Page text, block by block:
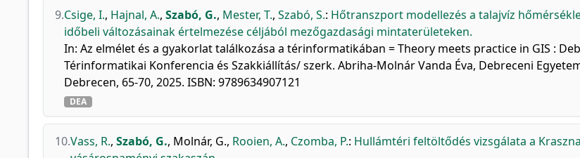
9.Csige, I., Hajnal, A., Szabó, G., Mester, T., Szabó, S.: Hőtranszport modellezés a talajvíz
időbeli változásainak értelmezése céljából mezőgazdasági mintaterületeken.
In: Az elmélet és a gyakorlat találkozása a térinformatikában = Theory meets practice in GIS :
Térinformatikai Konferencia és Szakkiállítás/ szerk. Abriha-Molnár Vanda Éva, Debreceni
Debrecen, 65-70, 2025. ISBN: 9789634907121
DEA
10.Vass, R., Szabó, G., Molnár, G., Rooien, A., Czomba, P.: Hullámtéri feltöltődés vizsgálata a